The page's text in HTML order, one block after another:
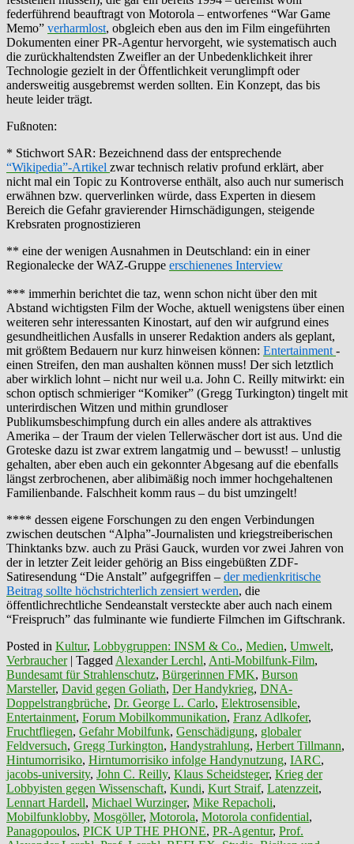
federführend beauftragt von Motorola – entworfenes “War Game
Memo” verharmlost, obgleich eben aus den im Film eingeführten
Dokumenten einer PR-Agentur hervorgeht, wie systematisch auch
die zurückhaltendsten Zweifler an der Unbedenklichkeit ihrer
Technologie gezielt in der Öffentlichkeit verunglimpft oder
andersweitig ausgebremst werden sollten. Ein Konzept, das bis
heute leider trägt.
Fußnoten:
* Stichwort SAR: Bezeichnend dass der entsprechende
“Wikipedia”-Artikel zwar technisch relativ profund erklärt, aber
nicht mal ein Topic zu Kontroverse enthält, also auch nur sumerisch
erwähnen bzw. querverlinken würde, dass Experten in diesem
Bereich die Gefahr gravierender Hirnschädigungen, steigende
Krebsraten prognostizieren
** eine der wenigen Ausnahmen in Deutschland: ein in einer
Regionalecke der WAZ-Gruppe erschienenes Interview
*** immerhin berichtet die taz, wenn schon nicht über den mit
Abstand wichtigsten Film der Woche, aktuell wenigstens über einen
weiteren sehr interessanten Kinostart, auf den wir aufgrund eines
gesundheitlichen Ausfalls in unserer Redaktion anders als geplant,
mit größtem Bedauern nur kurz hinweisen können: Entertainment -
einen Streifen, den man aushalten können muss! Der sich letztlich
aber wirklich lohnt – nicht nur weil u.a. John C. Reilly mitwirkt: ein
schon optisch schmieriger “Komiker” (Gregg Turkington) tingelt mit
unterirdischen Witzen und mithin grundloser
Publikumsbeschimpfung durch ein alles andere als attraktives
Amerika – der Traum der vielen Tellerwäscher dort ist aus. Und die
Groteske dazu ist zwar extrem langatmig und – bewusst! – unlustig
gehalten, aber eben auch ein gekonnter Abgesang auf die ebenfalls
längst zerbrochenen, aber alibimäßig noch immer hochgehaltenen
Familienbande. Falschheit komm raus – du bist umzingelt!
**** dessen eigene Forschungen zu den engen Verbindungen
zwischen deutschen “Alpha”-Journalisten und kriegstreiberischen
Thinktanks bzw. auch zu Präsi Gauck, wurden vor zwei Jahren von
der in letzter Zeit leider gehörig an Biss eingebüßten ZDF-
Satiresendung “Die Anstalt” aufgegriffen – der medienkritische
Beitrag sollte höchstrichterlich zensiert werden, die
öffentlichrechtliche Sendeanstalt versteckte aber auch nach einem
“Freispruch” das fulminante wie fundierte Filmchen im Giftschrank.
Posted in Kultur, Lobbygruppen: INSM & Co., Medien, Umwelt,
Verbraucher | Tagged Alexander Lerchl, Anti-Mobilfunk-Film,
Bundesamt für Strahlenschutz, Bürgerinnen FMK, Burson
Marsteller, David gegen Goliath, Der Handykrieg, DNA-
Doppelstrangbrüche, Dr. George L. Carlo, Elektrosensible,
Entertainment, Forum Mobilkommunikation, Franz Adlkofer,
Fruchtfliegen, Gefahr Mobilfunk, Genschädigung, globaler
Feldversuch, Gregg Turkington, Handystrahlung, Herbert Tillmann,
Hintumorrisiko, Hirntumorrisiko infolge Handynutzung, IARC,
jacobs-university, John C. Reilly, Klaus Scheidsteger, Krieg der
Lobbyisten gegen Wissenschaft, Kundi, Kurt Straif, Latenzzeit,
Lennart Hardell, Michael Wurzinger, Mike Repacholi,
Mobilfunklobby, Mosgöller, Motorola, Motorola confidential,
Panagopoulos, PICK UP THE PHONE, PR-Agentur, Prof.